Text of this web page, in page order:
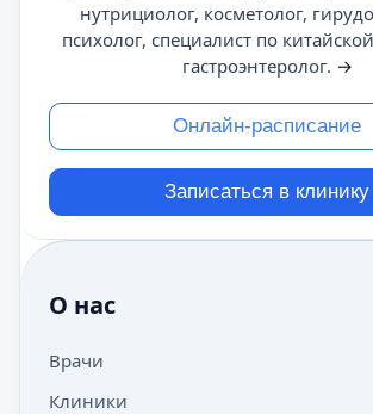
нутрициолог, косметолог,
психолог, специалист по
гастроэнтеролог. →
Онлайн-расписание
Записаться в клинику
О нас
Врачи
Клиники